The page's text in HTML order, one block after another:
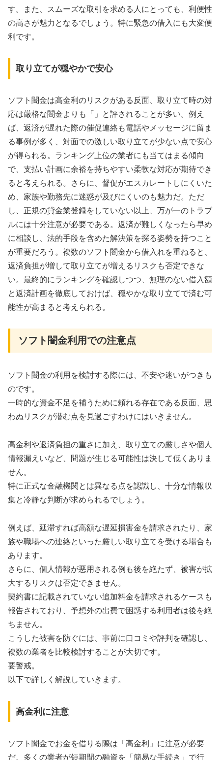
す。また、スムーズな取引を求める人にとっても、利便性
の高さが魅力となるでしょう。特に緊急の借入にも大変便
利です。
取り立てが穏やかで安心
ソフト闇金は高金利のリスクがある反面、取り立て時の対
応は厳格な闇金よりも「」と評されることが多い。例え
ば、返済が遅れた際の催促連絡も電話やメッセージに留ま
る事例が多く、対面での激しい取り立てが少ない点で安心
が得られる。ランキング上位の業者にも当てはまる傾向
で、支払い計画に余裕を持ちやすい柔軟な対応が期待でき
ると考えられる。さらに、督促がエスカレートしにくいた
め、家族や勤務先に迷惑が及びにくいのも魅力だ。ただ
し、正規の貸金業登録をしていない以上、万が一のトラブ
ルには十分注意が必要である。返済が難しくなったら早め
に相談し、法的手段を含めた解決策を探る姿勢を持つこと
が重要だろう。複数のソフト闇金から借入れを重ねると、
返済負担が増して取り立てが増えるリスクも否定できな
い。最終的にランキングを確認しつつ、無理のない借入額
と返済計画を徹底しておけば、穏やかな取り立てで済む可
能性が高まると考えられる。
ソフト闇金利用での注意点
ソフト闇金の利用を検討する際には、不安や迷いがつきも
のです。
一時的な資金不足を補うために頼れる存在である反面、思
わぬリスクが潜む点を見過ごすわけにはいきません。
高金利や返済負担の重さに加え、取り立ての厳しさや個人
情報漏えいなど、問題が生じる可能性は決して低くありま
せん。
特に正式な金融機関とは異なる点を認識し、十分な情報収
集と冷静な判断が求められるでしょう。
例えば、延滞すれば高額な遅延損害金を請求されたり、家
族や職場への連絡といった厳しい取り立てを受ける場合も
あります。
さらに、個人情報が悪用される例も後を絶たず、被害が拡
大するリスクは否定できません。
契約書に記載されていない追加料金を請求されるケースも
報告されており、予想外の出費で困惑する利用者は後を絶
ちません。
こうした被害を防ぐには、事前に口コミや評判を確認し、
複数の業者を比較検討することが大切です。
要警戒。
以下で詳しく解説していきます。
高金利に注意
ソフト闇金でお金を借りる際は「高金利」に注意が必要
だ。多くの業者が短期間の融資を「簡易な手続き」で行